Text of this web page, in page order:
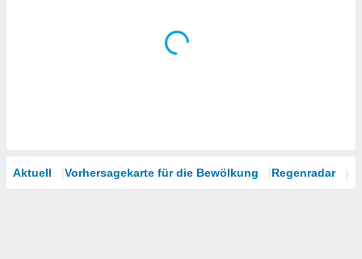
Aktuell Vorhersagekarte für die Bewölkung Regenradar